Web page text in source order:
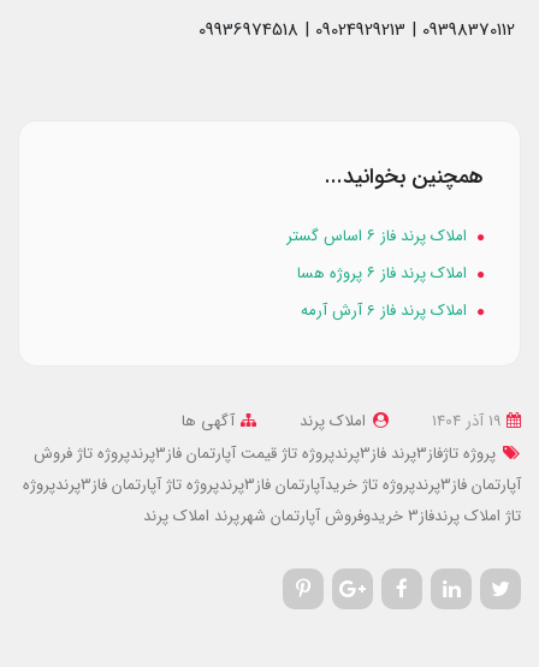
همچنین بخوانید...
املاک پرند فاز ۶ اساس گستر
املاک پرند فاز ۶ پروژه هسا
املاک پرند فاز 6 آرش آرمه
املاک پرند
آگهی ها
پروژه تاژفاز3پرند
فاز3پرندپروژه تاژ قیمت آپارتمان فاز3پرندپروژه تاژ
فروش
آپارتمان فاز3پرندپروژه تاژ
خریدآپارتمان فاز3پرندپروژه تاژ
آپارتمان فاز3پرندپروژه
تاژ املاک پرندفاز3 خریدوفروش آپارتمان شهرپرند املاک پرند